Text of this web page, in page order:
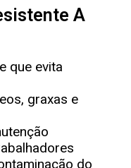
A
que evita
graxas e
do